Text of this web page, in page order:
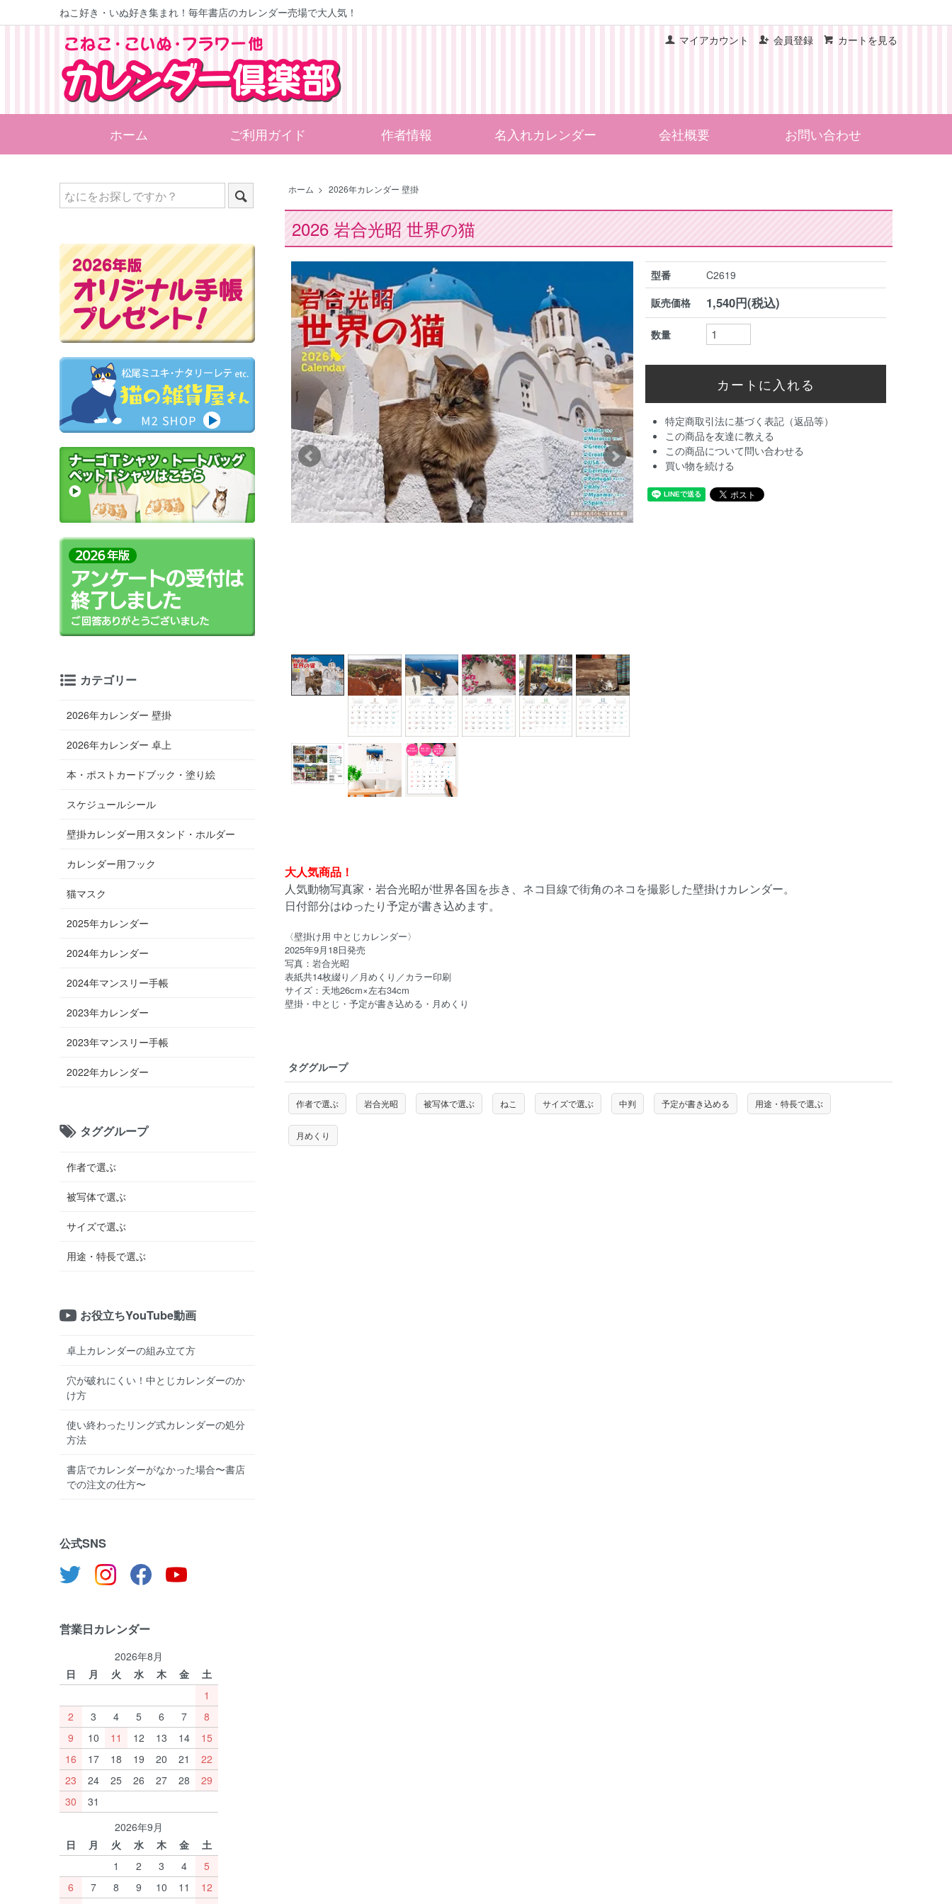
ねこ好き・いぬ好き集まれ！ 毎年書店のカレンダー売場で大人気！
マイアカウント
会員登録 カートを見る
ホーム ご利用ガイド 作者情報 名入れカレンダー 会社概要 お問い合わせ
ホーム > 2026年カレンダー 壁掛
2026 岩合光昭 世界の猫
型番
C2619
販売価格
1,540円(税込)
数量
特定商取引法に基づく表記（返品等）
この商品を友達に教える
この商品について問い合わせる
買い物を続ける
大人気商品！
人気動物写真家・岩合光昭が世界各国を歩き、ネコ目線で街角のネコを撮影した壁掛けカレンダー。
日付部分はゆったり予定が書き込めます。
〈壁掛け用 中とじカレンダー〉
2025年9月18日発売
写真：岩合光昭
表紙共14枚綴り／月めくり／カラー印刷
サイズ：天地26cm×左右34cm
壁掛・中とじ・予定が書き込める・月めくり
タググループ
作者で選ぶ 岩合光昭 被写体で選ぶ ねこ サイズで選ぶ 中判 予定が書き込める 用途・特長で選ぶ
月めくり
カテゴリー
2026年カレンダー 壁掛
2026年カレンダー 卓上
本・ポストカードブック・塗り絵
スケジュールシール
壁掛カレンダー用スタンド・ホルダー
カレンダー用フック
猫マスク
2025年カレンダー
2024年カレンダー
2024年マンスリー手帳
2023年カレンダー
2023年マンスリー手帳
2022年カレンダー
タググループ
作者で選ぶ
被写体で選ぶ
サイズで選ぶ
用途・特長で選ぶ
お役立ちYouTube動画
卓上カレンダーの組み立て方
穴が破れにくい！中とじカレンダーのか
け方
使い終わったリング式カレンダーの処分
方法
書店でカレンダーがなかった場合〜書店
での注文の仕方〜
公式SNS
営業日カレンダー
2026年8月
日
月 火 水 木 金
土
1
2
3 4 5 6 7
8
9
10 11 12 13 14
15
16
17 18 19 20 21
22
23
24 25 26 27 28
29
30
31
2026年9月
日
月 火 水 木 金
土
1
2 3 4
5
6
7 8 9 10 11
12